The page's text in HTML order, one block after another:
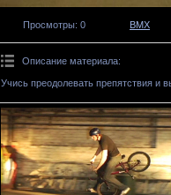
Просмотры: 0 BMX
Описание материала:
Учись преодолевать препятствия и